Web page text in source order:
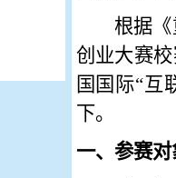
根据
创业大赛
国国际“互
下。
一、参赛对